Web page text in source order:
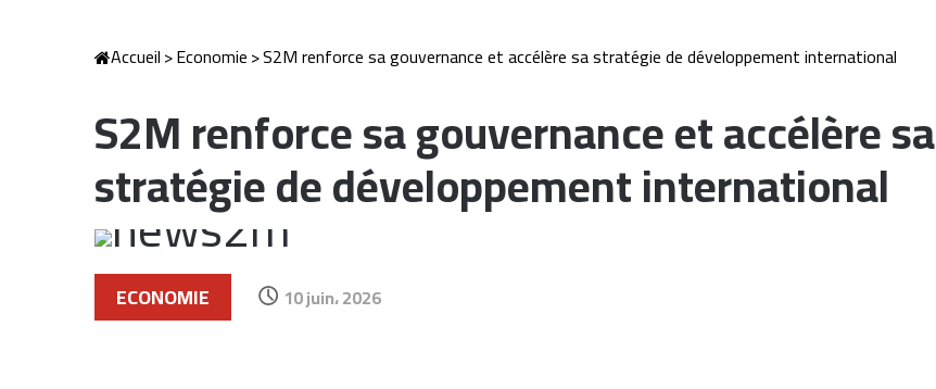
Accueil>Economie>S2M renforce sa gouvernance et accélère sa stratégie de développement international
S2M renforce sa gouvernance et accélère sa
stratégie de développement international
ECONOMIE 10 juin، 2026